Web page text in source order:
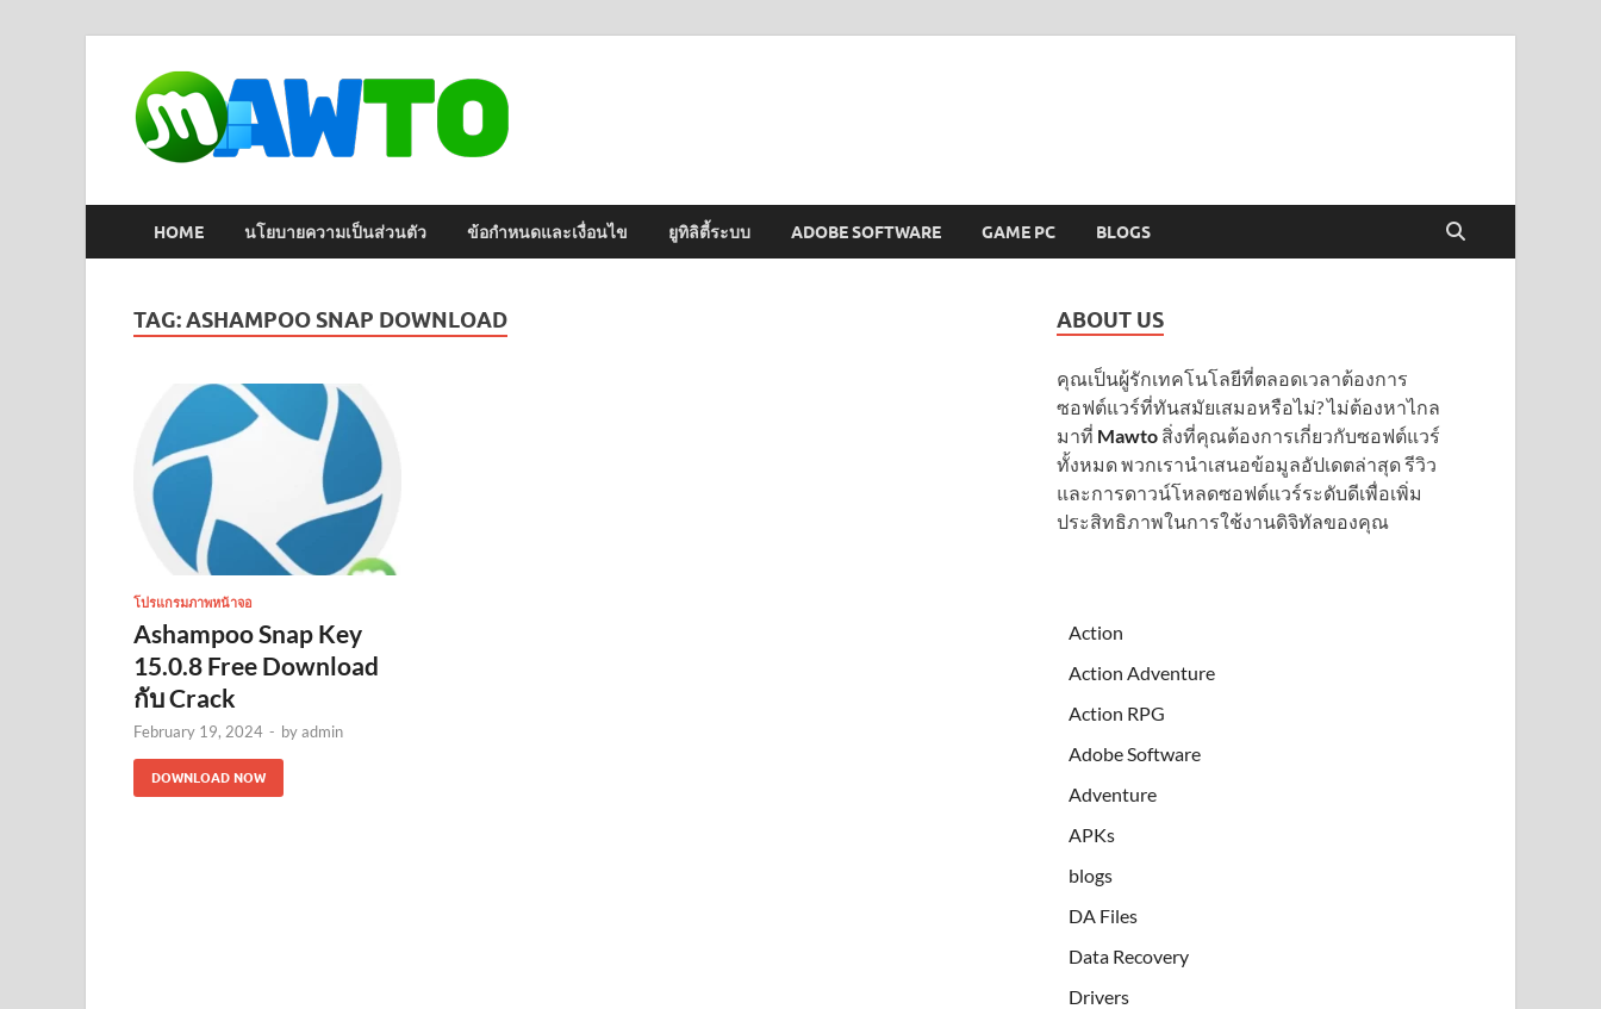
HOME นโยบายความเป็นส่วนตัว ข้อกำหนดและเงื่อนไข ยูทิลิตี้ระบบ ADOBE SOFTWARE GAME PC BLOGS
TAG:ASHAMPOO SNAP DOWNLOAD
โปรแกรมภาพหน้าจอ
Ashampoo Snap Key
15.0.8 Free Download
กับ Crack
February 19, 2024 - byadmin
DOWNLOAD NOW
ABOUT US
คุณเป็นผู้รักเทคโนโลยีที่ตลอดเวลาต้องการ
ซอฟต์แวร์ที่ทันสมัยเสมอหรือไม่? ไม่ต้องหาไกล
มาที่ Mawto สิ่งที่คุณต้องการเกี่ยวกับซอฟต์แวร์
ทั้งหมด พวกเรานำเสนอข้อมูลอัปเดตล่าสุด รีวิว
และการดาวน์โหลดซอฟต์แวร์ระดับดีเพื่อเพิ่ม
ประสิทธิภาพในการใช้งานดิจิทัลของคุณ
Action
Action Adventure
Action RPG
Adobe Software
Adventure
APKs
blogs
DA Files
Data Recovery
Drivers